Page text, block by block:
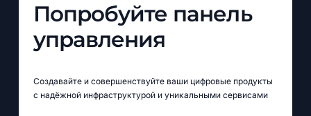
Попробуйте панель
управления
Создавайте и совершенствуйте ваши цифровые продукты
с надёжной инфраструктурой и уникальными сервисами